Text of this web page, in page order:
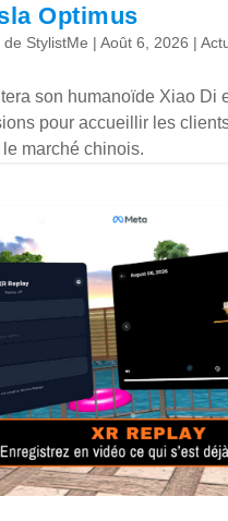
Optimus
StylistMe |Août 6, 2026 |
son humanoïde Xiao Di
pour accueillir les
marché chinois.